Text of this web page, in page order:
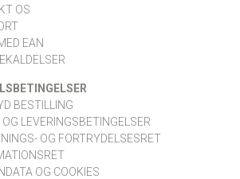
OS
EAN
BESTILLING
LEVERINGSBETINGELSER
OG FORTRYDELSESRET
OG COOKIES